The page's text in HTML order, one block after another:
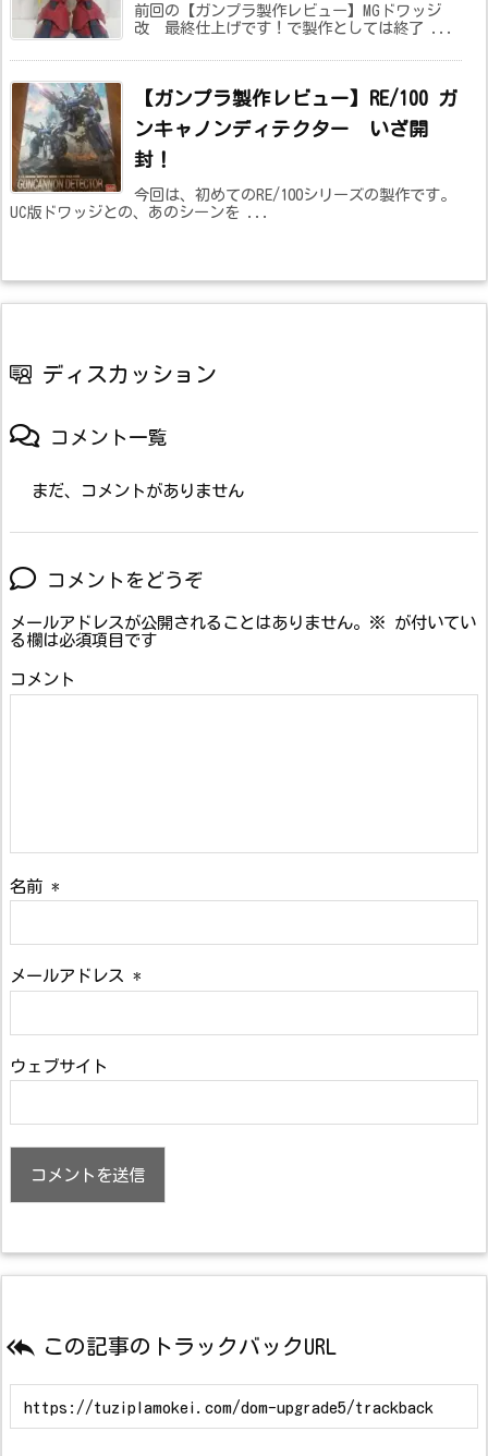
前回の【ガンプラ製作レビュー】MGドワッジ
改 最終仕上げです！で製作としては終了 ...
【ガンプラ製作レビュー】RE/100 ガ
ンキャノンディテクター いざ開
封！
今回は、初めてのRE/100シリーズの製作です。
UC版ドワッジとの、あのシーンを ...
ディスカッション
コメント一覧
まだ、コメントがありません
コメントをどうぞ
メールアドレスが公開されることはありません。 ※ が付いてい
る欄は必須項目です
コメント
名前 *
メールアドレス *
ウェブサイト
 この記事のトラックバックURL